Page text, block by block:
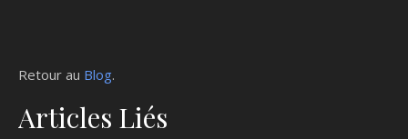
Retour au Blog.
Articles Liés